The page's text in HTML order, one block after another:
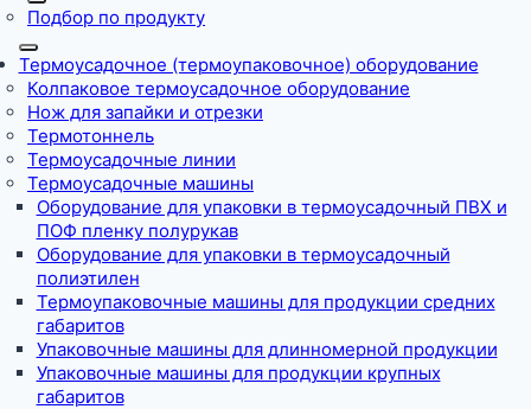
Подбор по продукту
Термоусадочное (термоупаковочное) оборудование
Колпаковое термоусадочное оборудование
Нож для запайки и отрезки
Термотоннель
Термоусадочные линии
Термоусадочные машины
Оборудование для упаковки в термоусадочный ПВХ и
ПОФ пленку полурукав
Оборудование для упаковки в термоусадочный
полиэтилен
Термоупаковочные машины для продукции средних
габаритов
Упаковочные машины для длинномерной продукции
Упаковочные машины для продукции крупных
габаритов